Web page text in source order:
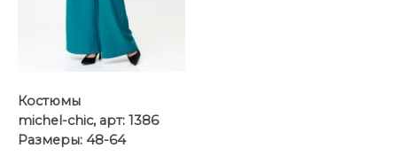
Костюмы
michel-chic, арт: 1386
Размеры: 48-64